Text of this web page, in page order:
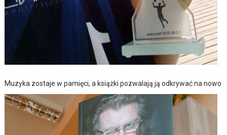
Muzyka zostaje w pamięci, a książki pozwalają ją odkrywać na nowo